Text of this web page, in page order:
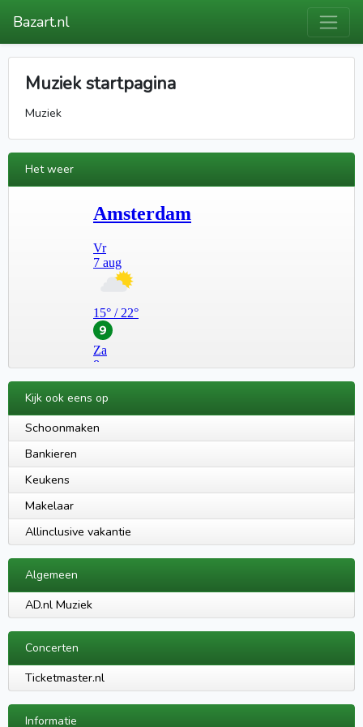
Bazart.nl
Muziek startpagina
Muziek
Het weer
Kijk ook eens op
Schoonmaken
Bankieren
Keukens
Makelaar
Allinclusive vakantie
Algemeen
AD.nl Muziek
Concerten
Ticketmaster.nl
Informatie